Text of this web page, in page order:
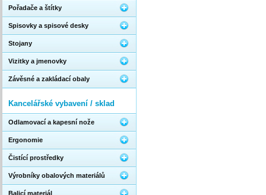
Pořadače a štítky
Spisovky a spisové desky
Stojany
Vizitky a jmenovky
Závěsné a zakládací obaly
Kancelářské vybavení / sklad
Odlamovací a kapesní nože
Ergonomie
Čistící prostředky
Výrobníky obalových materiálů
Balicí materiál